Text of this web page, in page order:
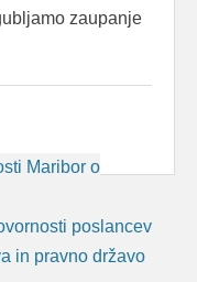
zaupanje
Maribor o
poslancev
in pravno državo